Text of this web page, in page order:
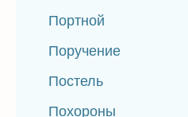
Портной
Поручение
Постель
Похороны